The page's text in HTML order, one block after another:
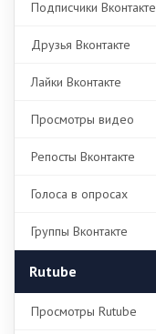
Подписчики Вконтакте
Друзья Вконтакте
Лайки Вконтакте
Просмотры видео
Репосты Вконтакте
Голоса в опросах
Группы Вконтакте
Rutube
Просмотры Rutube